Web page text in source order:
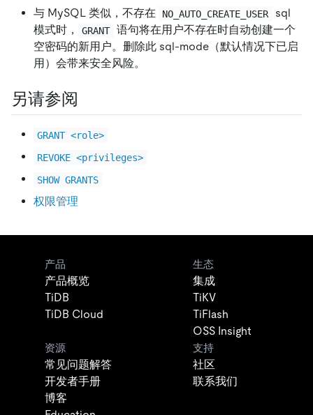
与 MySQL 类似，不存在
NO_AUTO_CREATE_USER
sql
模式时，
GRANT 语句将在用户不存在时自动创建一个
空密码的新用户。删除此 sql-mode（默认情况下已启
用）会带来安全风险。
另请参阅
GRANT <role>
REVOKE <privileges>
SHOW GRANTS
权限管理
产品
产品概览
TiDB
TiDB Cloud
生态
集成
TiKV
TiFlash
OSS Insight
资源
常见问题解答
开发者手册
博客
支持
社区
联系我们